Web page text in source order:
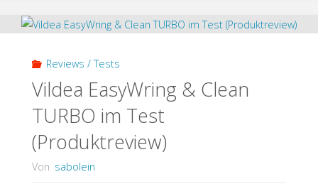
sabo
kochen
(Kooperation)"
Reviews / Tests
Vildea EasyWring & Clean
TURBO im Test
(Produktreview)
Von sabolein